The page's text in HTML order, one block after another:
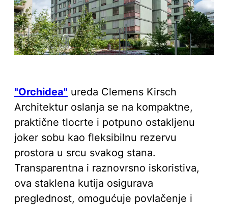
"Orchidea" ureda Clemens Kirsch
Architektur oslanja se na kompaktne,
praktične tlocrte i potpuno ostakljenu
joker sobu kao fleksibilnu rezervu
prostora u srcu svakog stana.
Transparentna i raznovrsno iskoristiva,
ova staklena kutija osigurava
preglednost, omogućuje povlačenje i